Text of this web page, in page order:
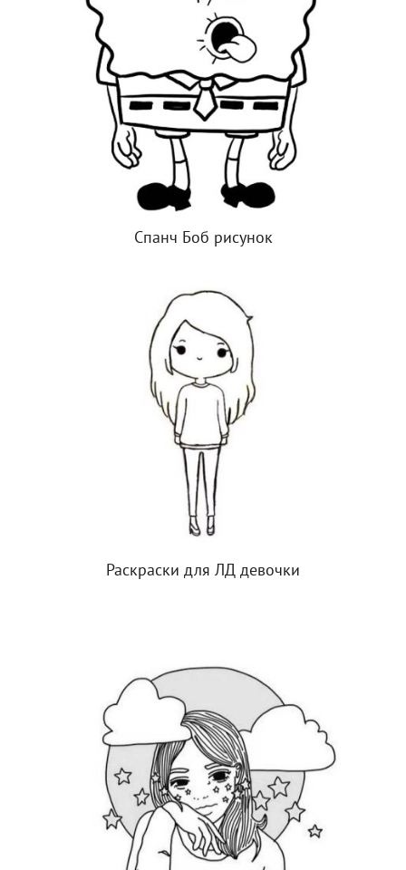
Спанч Боб рисунок
Раскраски для ЛД девочки